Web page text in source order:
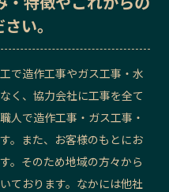
い。
で造作工事やガス工事・水
く、協力会社に工事を全て
人で造作工事・ガス工事・
。また、お客様のもとにお
。そのため地域の方々から
ております。なかには他社